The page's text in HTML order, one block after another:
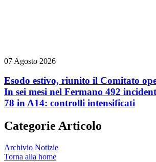
07 Agosto 2026
Esodo estivo, riunito il Comitato
In sei mesi nel Fermano 492
78 in A14: controlli intensificati
Categorie Articolo
Archivio Notizie
Torna alla home